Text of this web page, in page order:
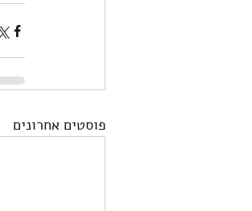
פוסטים אחרונים